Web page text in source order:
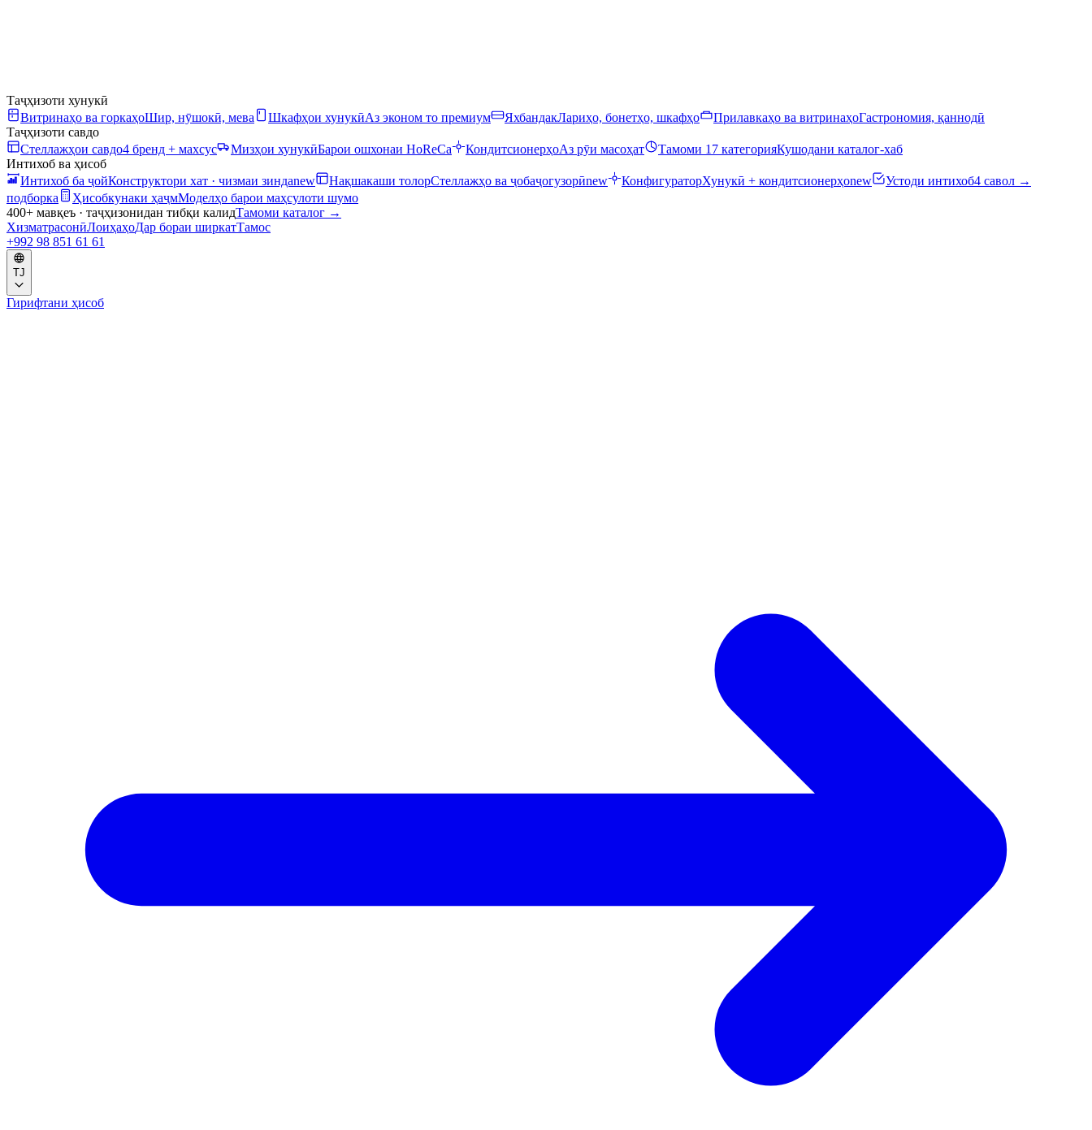
Таҷҳизоти хунукӣ
Витринаҳо ва горкаҳоШир, нӯшокӣ, мева Шкафҳои хунукӣАз эконом то премиум ЯхбандакЛариҳо, бонетҳо, шкафҳо Прилавкаҳо ва витринаҳоГастрономия, қаннодӣ
Таҷҳизоти савдо
Стеллажҳои савдо4 бренд + махсус Мизҳои хунукӣБарои ошхонаи HoReCa КондитсионерҳоАз рӯи масоҳат Тамоми 17 категорияКушодани каталог-хаб
Интихоб ва ҳисоб
Интихоб ба ҷойКонструктори хат · чизмаи зиндаnew Нақшакаши толорСтеллажҳо ва ҷобаҷогузорӣnew КонфигураторХунукӣ + кондитсионерҳоnew Устоди интихоб4 савол →
подборка
Ҳисобкунаки ҳаҷмМоделҳо барои маҳсулоти шумо
400+ мавқеъ · таҷҳизонидан тибқи калидТамоми каталог →
ХизматрасонӣЛоиҳаҳоДар бораи ширкатТамос
+992 98 851 61 61
TJ
Гирифтани ҳисоб